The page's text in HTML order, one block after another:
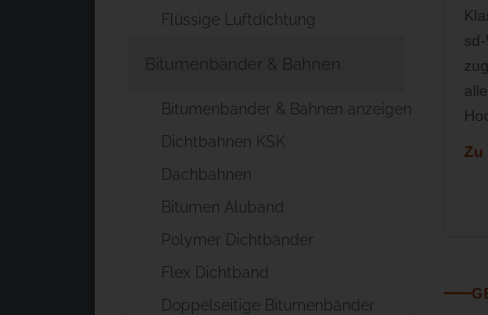
Zu
Flüssige Luftdichtung
Bitumenbänder & Bahnen
Bitumenbänder & Bahnen anzeigen
Dichtbahnen KSK
Dachbahnen
Bitumen Aluband
Polymer Dichtbänder
Flex Dichtband
Doppelseitige Bitumenbänder